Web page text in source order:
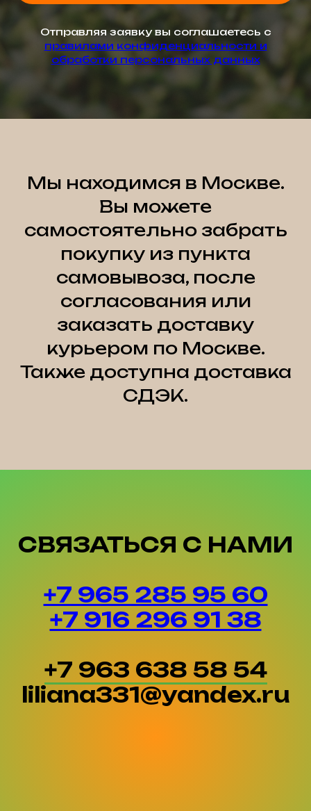
Отправляя заявку вы соглашаетесь с
правилами конфиденциальности и
обработки персональных данных
Мы находимся в Москве.
Вы можете
самостоятельно забрать
покупку из пункта
самовывоза, после
согласования или
заказать доставку
курьером по Москве.
Также доступна доставка
СДЭК.
СВЯЗАТЬСЯ С НАМИ
+7 965 285 95 60
+7 916 296 91 38
+7 963 638 58 54
liliana331@yandex.ru